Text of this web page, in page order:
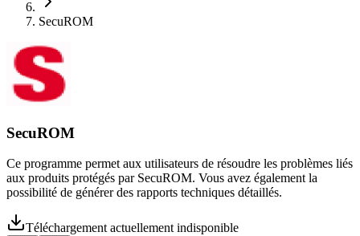
SecuROM
SecuROM
Ce programme permet aux utilisateurs de résoudre les problèmes liés
aux produits protégés par SecuROM. Vous avez également la
possibilité de générer des rapports techniques détaillés.
Téléchargement actuellement indisponible